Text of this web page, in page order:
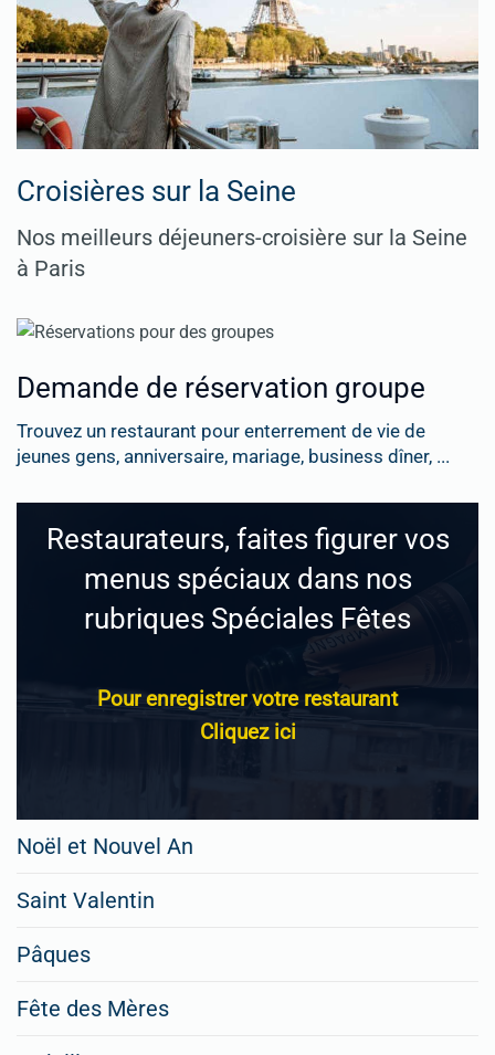
Croisières sur la Seine
Nos meilleurs déjeuners-croisière sur la Seine
à Paris
Demande de réservation groupe
Trouvez un restaurant pour enterrement de vie de
jeunes gens, anniversaire, mariage, business dîner, ...
Restaurateurs, faites figurer vos
menus spéciaux dans nos
rubriques Spéciales Fêtes
Pour enregistrer votre restaurant
Cliquez ici
Noël et Nouvel An
Saint Valentin
Pâques
Fête des Mères